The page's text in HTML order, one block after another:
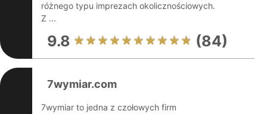
różnego typu imprezach okolicznościowych.
Z ...
9.8 (84)
7wymiar.com
7wymiar to jedna z czołowych firm